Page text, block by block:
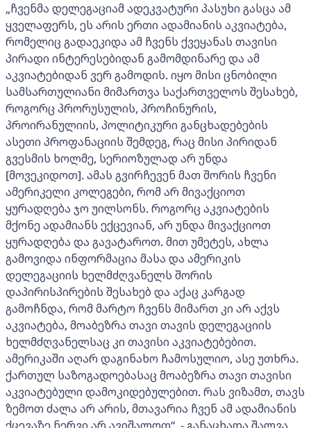
„ჩვენმა დელეგაციამ ადეკვატური პასუხი გასცა ამ
ყველაფერს, ეს არის ერთი ადამიანის აკვიატება,
რომელიც გადაეკიდა ამ ჩვენს ქვეყანას თავისი
პირადი ინტერესებიდან გამომდინარე და ამ
აკვიატებიდან ვერ გამოდის. იყო მისი ცნობილი
სამსართულიანი მიმართვა საქართველოს შესახებ,
როგორც პრორუსულის, პროჩინურის,
პროირანულიის, პოლიტიკური განცხადებების
ასეთი პროფანაციის შემდეგ, რაც მისი პირიდან
გვესმის ხოლმე, სერიოზულად არ უნდა
[მოვეკიდოთ]. ამას გვირჩევენ მათ შორის ჩვენი
ამერიკელი კოლეგები, რომ არ მივაქციოთ
ყურადღება ჯო უილსონს. როგორც აკვიატების
მქონე ადამიანს ექცევიან, არ უნდა მივაქციოთ
ყურადღება და გავატაროთ. მით უმეტეს, ახლა
გამოვიდა ინფორმაცია მასა და ამერიკის
დელეგაციის ხელმძღვანელს შორის
დაპირისპირების შესახებ და აქაც კარგად
გამოჩნდა, რომ მარტო ჩვენს მიმართ კი არ აქვს
აკვიატება, მოაბეზრა თავი თავის დელეგაციის
ხელმძღვანელსაც კი თავისი აკვიატებებით.
ამერიკაში აღარ დაგინახო ჩამოსულიო, ასე უთხრა.
ქართულ საზოგადოებასაც მოაბეზრა თავი თავისი
აკვიატებული დამოკიდებულებით. რას ვიზამთ, თავს
ზემოთ ძალა არ არის, მთავარია ჩვენ ამ ადამიანის